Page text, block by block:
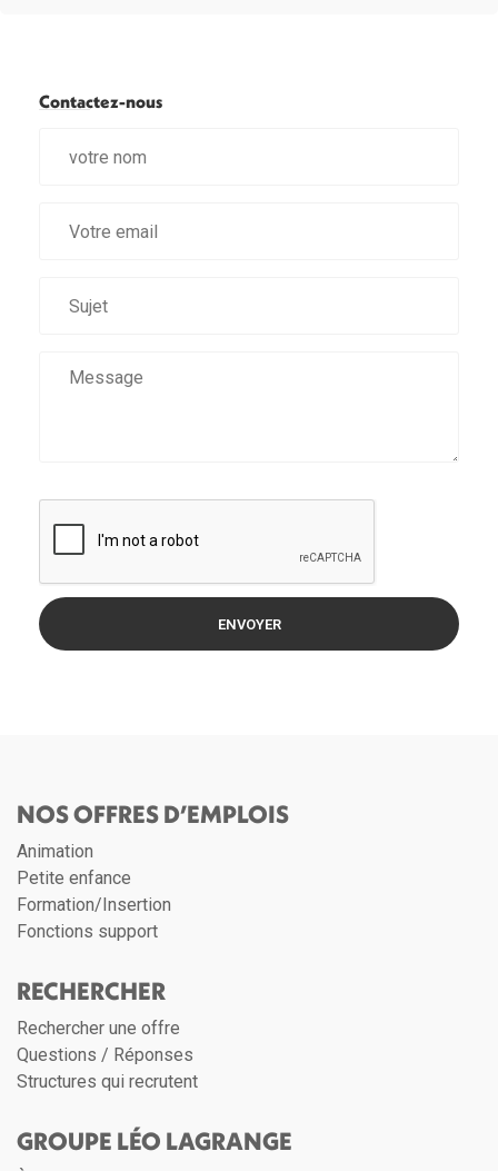
Contactez-nous
ENVOYER
NOS OFFRES D’EMPLOIS
Animation
Petite enfance
Formation/Insertion
Fonctions support
RECHERCHER
Rechercher une offre
Questions / Réponses
Structures qui recrutent
GROUPE LÉO LAGRANGE